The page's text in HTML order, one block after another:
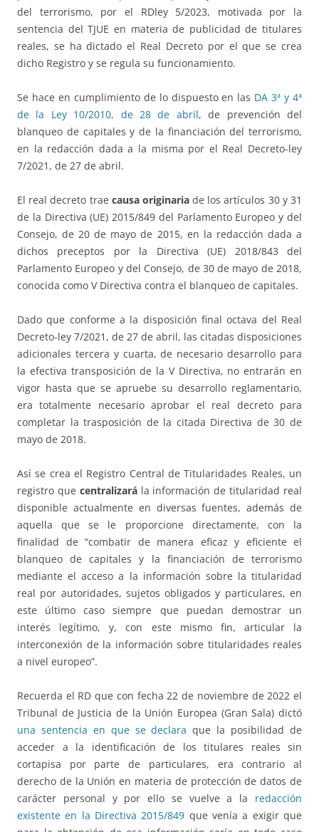
del terrorismo, por el RDley 5/2023, motivada por la
sentencia del TJUE en materia de publicidad de titulares
reales, se ha dictado el Real Decreto por el que se crea
dicho Registro y se regula su funcionamiento.
Se hace en cumplimiento de lo dispuesto en las DA 3ª y 4ª
de la Ley 10/2010, de 28 de abril, de prevención del
blanqueo de capitales y de la financiación del terrorismo,
en la redacción dada a la misma por el Real Decreto-ley
7/2021, de 27 de abril.
El real decreto trae causa originariade los artículos 30 y 31
de la Directiva (UE) 2015/849 del Parlamento Europeo y del
Consejo, de 20 de mayo de 2015, en la redacción dada a
dichos preceptos por la Directiva (UE) 2018/843 del
Parlamento Europeo y del Consejo, de 30 de mayo de 2018,
conocida como V Directiva contra el blanqueo de capitales.
Dado que conforme a la disposición final octava del Real
Decreto-ley 7/2021, de 27 de abril, las citadas disposiciones
adicionales tercera y cuarta, de necesario desarrollo para
la efectiva transposición de la V Directiva, no entrarán en
vigor hasta que se apruebe su desarrollo reglamentario,
era totalmente necesario aprobar el real decreto para
completar la trasposición de la citada Directiva de 30 de
mayo de 2018.
Así se crea el Registro Central de Titularidades Reales, un
registro que centralizarála información de titularidad real
disponible actualmente en diversas fuentes, además de
aquella que se le proporcione directamente, con la
finalidad de “combatir de manera eficaz y eficiente el
blanqueo de capitales y la financiación de terrorismo
mediante el acceso a la información sobre la titularidad
real por autoridades, sujetos obligados y particulares, en
este último caso siempre que puedan demostrar un
interés legítimo, y, con este mismo fin, articular la
interconexión de la información sobre titularidades reales
a nivel europeo”.
Recuerda el RD que con fecha 22 de noviembre de 2022 el
Tribunal de Justicia de la Unión Europea (Gran Sala) dictó
una sentencia en que se declara que la posibilidad de
acceder a la identificación de los titulares reales sin
cortapisa por parte de particulares, era contrario al
derecho de la Unión en materia de protección de datos de
carácter personal y por ello se vuelve a la redacción
existente en la Directiva 2015/849 que venía a exigir que